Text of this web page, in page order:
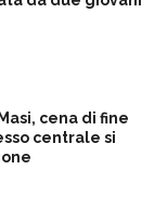
cena di fine
centrale si